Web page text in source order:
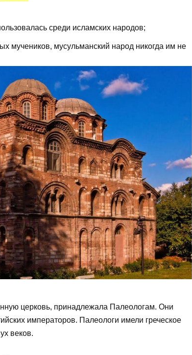
среди исламских народов;
мучеников, мусульманский народ никогда им не
церковь, принадлежала Палеологам. Они
императоров. Палеологи имели греческое
веков.